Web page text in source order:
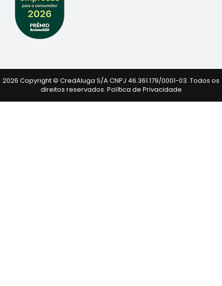
2026 Copyright © CredAluga S/A CNPJ 46.361.179/0001-03. Todos os
direitos reservados. Política de Privacidade